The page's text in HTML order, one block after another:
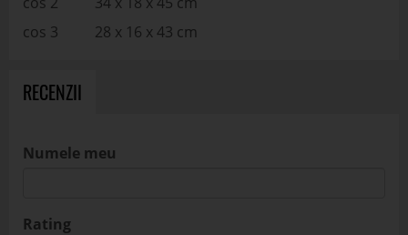
cos 3 28 x 16 x 43 cm
RECENZII
Numele meu
Rating